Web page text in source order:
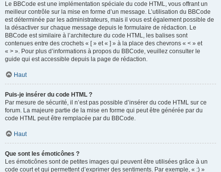
Le BBCode est une implémentation spéciale du code HTML, vous offrant un
meilleur contrôle sur la mise en forme d’un message. L’utilisation du BBCode
est déterminée par les administrateurs, mais il vous est également possible de
la désactiver sur chaque message depuis le formulaire de rédaction. Le
BBCode est similaire à l’architecture du code HTML, les balises sont
contenues entre des crochets « [ » et « ] » à la place des chevrons « < » et
« > ». Pour plus d’informations à propos du BBCode, veuillez consulter le
guide qui est accessible depuis la page de rédaction.
Haut
Puis-je insérer du code HTML ?
Par mesure de sécurité, il n’est pas possible d’insérer du code HTML sur ce
forum. La majeure partie de la mise en forme qui peut être générée par du
code HTML peut être remplacée par du BBCode.
Haut
Que sont les émoticônes ?
Les émoticônes sont de petites images qui peuvent être utilisées grâce à un
code court et qui permettent d’exprimer des sentiments. Par exemple, « :) »